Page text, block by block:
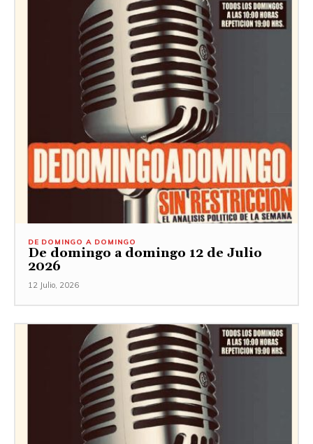
DE DOMINGO A DOMINGO
De domingo a domingo 12 de Julio
2026
12 Julio, 2026